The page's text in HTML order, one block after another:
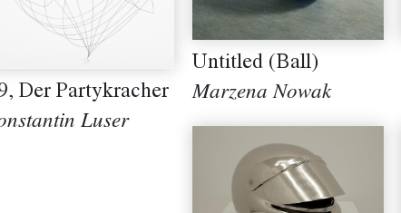
Der Partykracher
Luser
Untitled (Ball)
Marzena Nowak